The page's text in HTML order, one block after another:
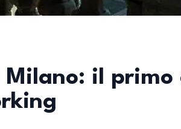
Milano: il